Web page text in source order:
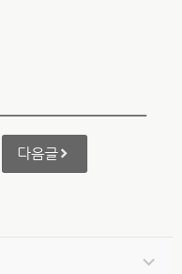
다음글